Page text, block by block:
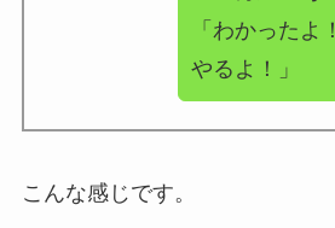
「わかったよ！
やるよ！」
こんな感じです。